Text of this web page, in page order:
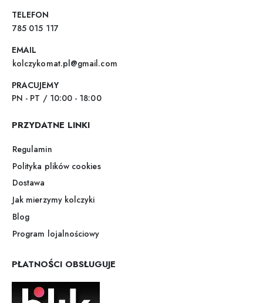
TELEFON
785 015 117
EMAIL
kolczykomat.pl@gmail.com
PRACUJEMY
PN - PT / 10:00 - 18:00
PRZYDATNE LINKI
Regulamin
Polityka plików cookies
Dostawa
Jak mierzymy kolczyki
Blog
Program lojalnościowy
PŁATNOŚCI OBSŁUGUJE